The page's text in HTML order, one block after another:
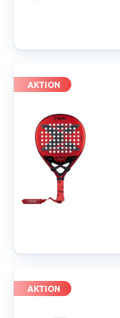
AKTION
AKTION